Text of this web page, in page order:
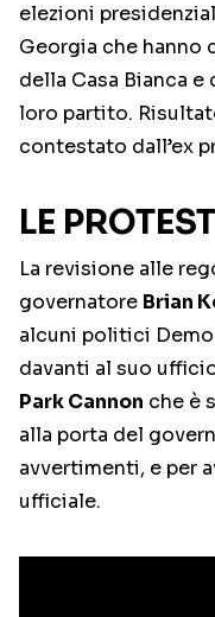
elezioni
Georgia che
della Casa Bianca
loro partito.
contestato dall’ex
LE
La revisione alle
governatore Brian
alcuni politici
davanti al suo
Park Cannon che è
alla porta del
avvertimenti, e per
ufficiale.